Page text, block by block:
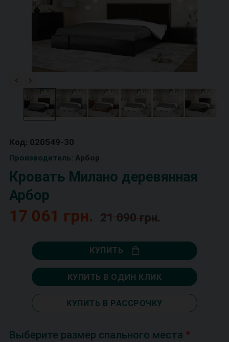
Код: 020549-30
Производитель: Арбор
Кровать Милано деревянная
Арбор
17 061 грн. 21 090 грн.
КУПИТЬ
КУПИТЬ В ОДИН КЛИК
КУПИТЬ В РАССРОЧКУ
Выберите размер спального места